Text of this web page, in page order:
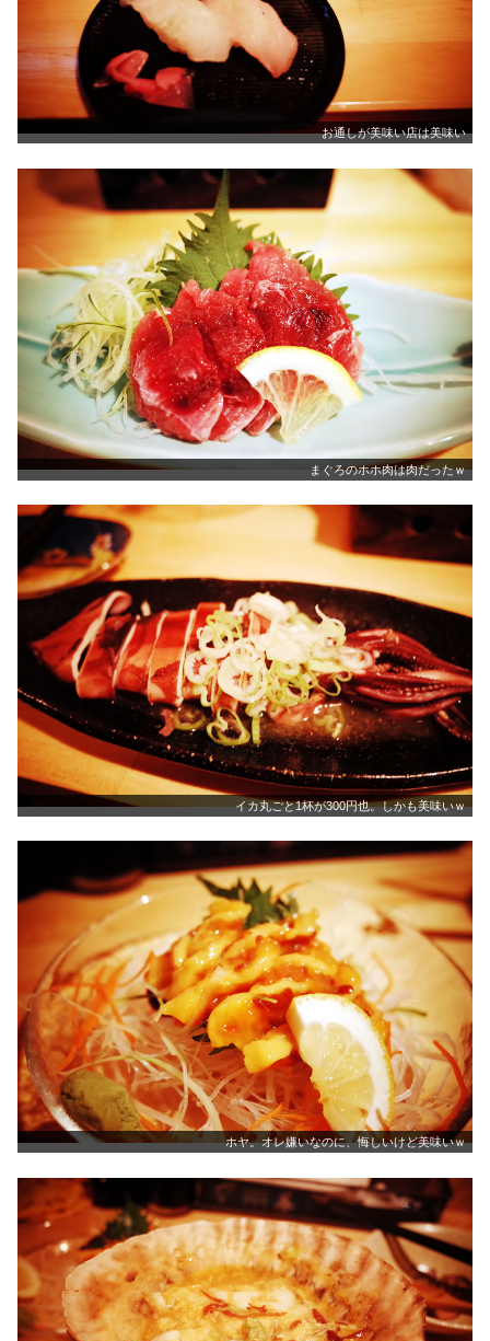
お通しが美味い店は美味い
まぐろのホホ肉は肉だったｗ
イカ丸ごと1杯が300円也。しかも美味いｗ
ホヤ。オレ嫌いなのに、悔しいけど美味いｗ